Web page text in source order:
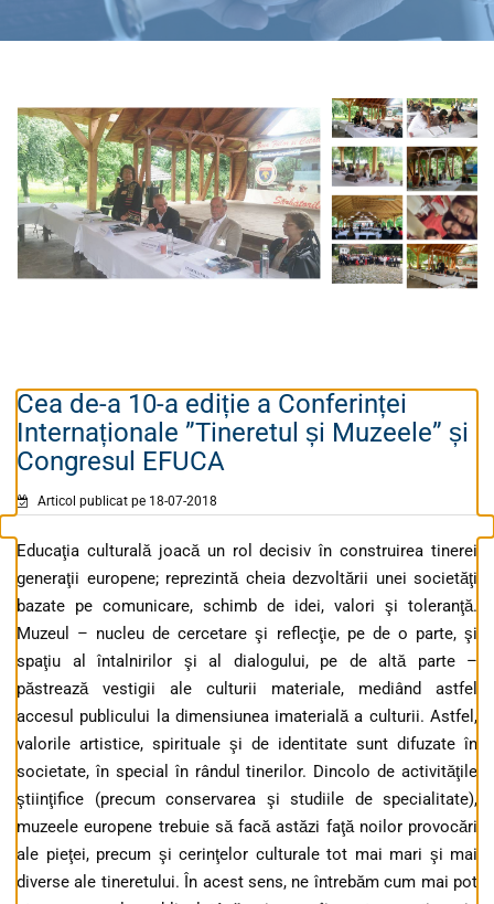
Cea de-a 10-a ediție a Conferinței
Internaționale ”Tineretul și Muzeele” și
Congresul EFUCA
Articol publicat pe 18-07-2018
Educaţia culturală joacă un rol decisiv în construirea tinerei
generaţii europene; reprezintă cheia dezvoltării unei societăţi
bazate pe comunicare, schimb de idei, valori şi toleranţă.
Muzeul – nucleu de cercetare şi reflecţie, pe de o parte, şi
spaţiu al întalnirilor şi al dialogului, pe de altă parte –
păstrează vestigii ale culturii materiale, mediând astfel
accesul publicului la dimensiunea imaterială a culturii. Astfel,
valorile artistice, spirituale şi de identitate sunt difuzate în
societate, în special în rândul tinerilor. Dincolo de activităţile
ştiinţifice (precum conservarea şi studiile de specialitate),
muzeele europene trebuie să facă astăzi faţă noilor provocări
ale pieţei, precum şi cerinţelor culturale tot mai mari şi mai
diverse ale tineretului. În acest sens, ne întrebăm cum mai pot